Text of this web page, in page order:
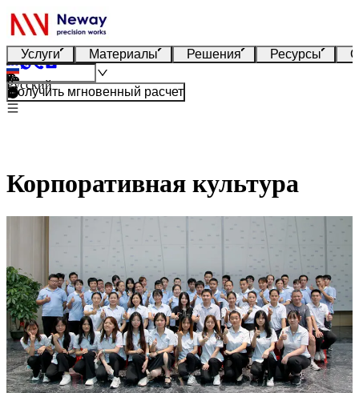
Услуги Материалы Решения Ресурсы
Русский
Получить мгновенный расчет
Корпоративная культура